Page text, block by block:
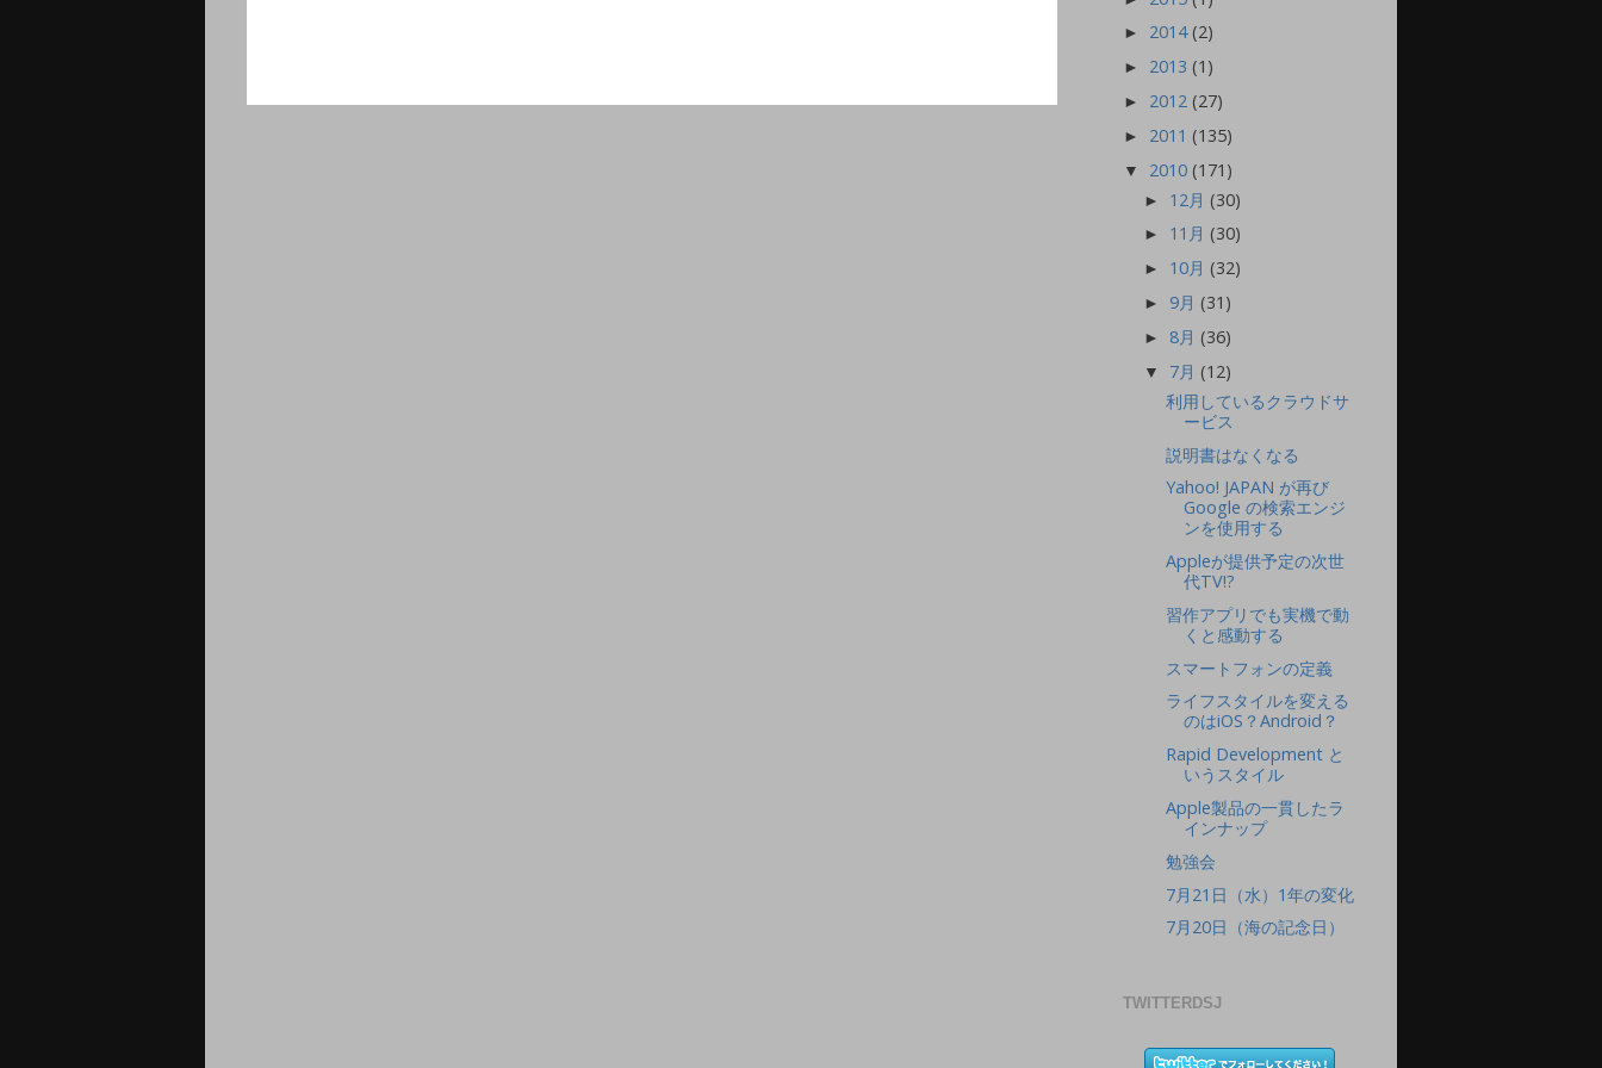
► 2014 (2)
► 2013 (1)
► 2012 (27)
► 2011 (135)
▼ 2010 (171)
► 12月 (30)
► 11月 (30)
► 10月 (32)
► 9月 (31)
► 8月 (36)
▼ 7月 (12)
利用しているクラウドサ
ービス
説明書はなくなる
Yahoo! JAPAN が再び
Google の検索エンジ
ンを使用する
Appleが提供予定の次世
代TV!?
習作アプリでも実機で動
くと感動する
スマートフォンの定義
ライフスタイルを変える
のはiOS？Android？
Rapid Development と
いうスタイル
Apple製品の一貫したラ
インナップ
勉強会
7月21日（水）1年の変化
7月20日（海の記念日）
TWITTERDSJ